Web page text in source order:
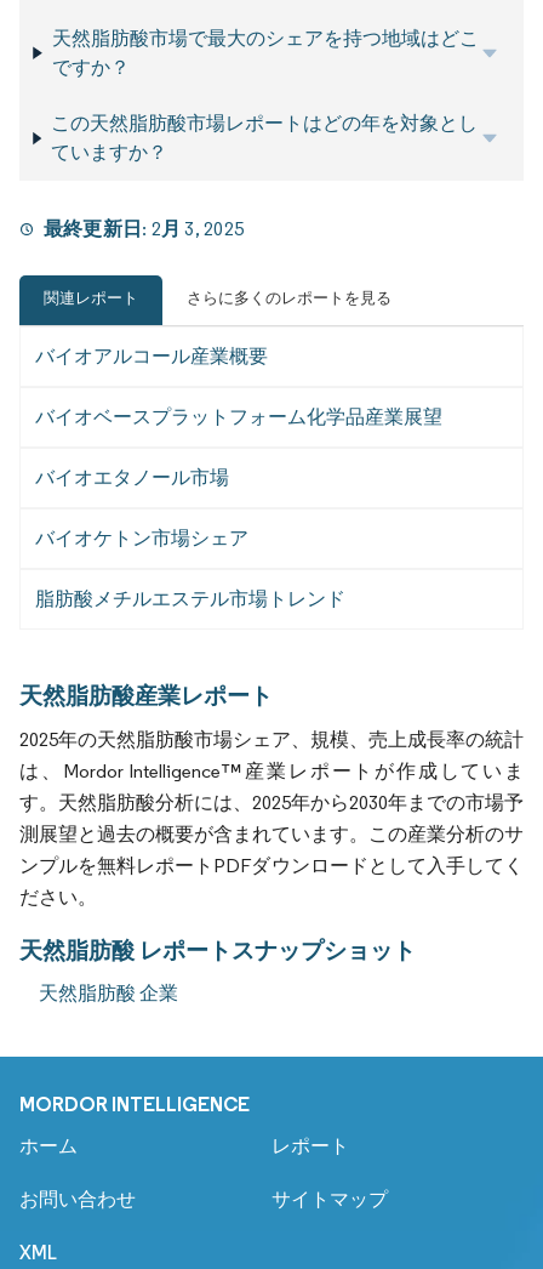
天然脂肪酸市場で最大のシェアを持つ地域はどこ
ですか？
この天然脂肪酸市場レポートはどの年を対象とし
ていますか？
最終更新日: 2月 3, 2025
関連レポート さらに多くのレポートを見る
バイオアルコール産業概要
バイオベースプラットフォーム化学品産業展望
バイオエタノール市場
バイオケトン市場シェア
脂肪酸メチルエステル市場トレンド
天然脂肪酸産業レポート
2025年の天然脂肪酸市場シェア、規模、売上成長率の統計
は、Mordor Intelligence™産業レポートが作成していま
す。天然脂肪酸分析には、2025年から2030年までの市場予
測展望と過去の概要が含まれています。この産業分析のサ
ンプルを無料レポートPDFダウンロードとして入手してく
ださい。
天然脂肪酸 レポートスナップショット
天然脂肪酸 企業
MORDOR INTELLIGENCE
ホーム レポート
お問い合わせ サイトマップ
XML